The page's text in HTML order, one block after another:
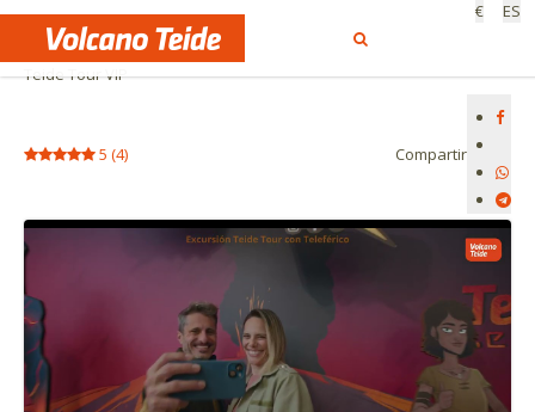
€
ES
Inicio Actividades privadas
Teide Tour VIP
5 (4) Compartir